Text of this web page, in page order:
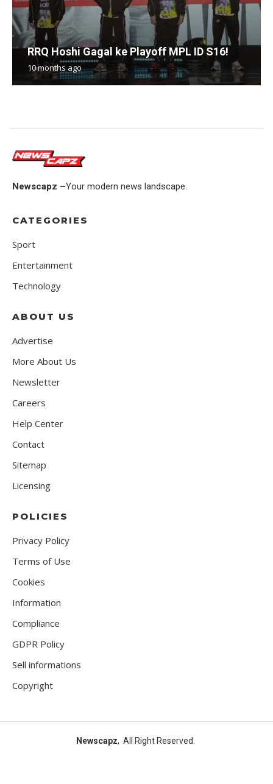
RRQ Hoshi Gagal ke Playoff MPL ID S16!
10 months ago
Newscapz –Your modern news landscape.
CATEGORIES
Sport
Entertainment
Technology
ABOUT US
Advertise
More About Us
Newsletter
Careers
Help Center
Contact
Sitemap
Licensing
POLICIES
Privacy Policy
Terms of Use
Cookies
Information
Compliance
GDPR Policy
Sell informations
Copyright
Newscapz, All Right Reserved.